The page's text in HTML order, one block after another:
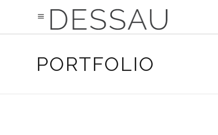
PORTFOLIO